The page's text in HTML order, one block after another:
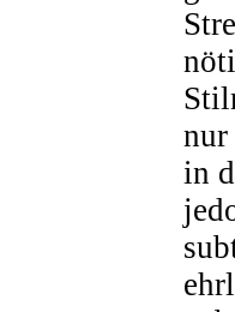
nur
in